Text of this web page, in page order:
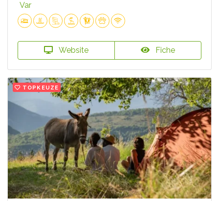
Var
Website Fiche
TOPKEUZE